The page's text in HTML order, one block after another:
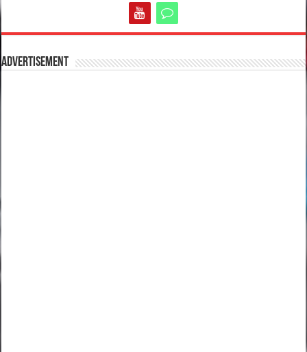
Advertisement